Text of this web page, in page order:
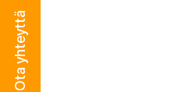
Ota yhteyttä